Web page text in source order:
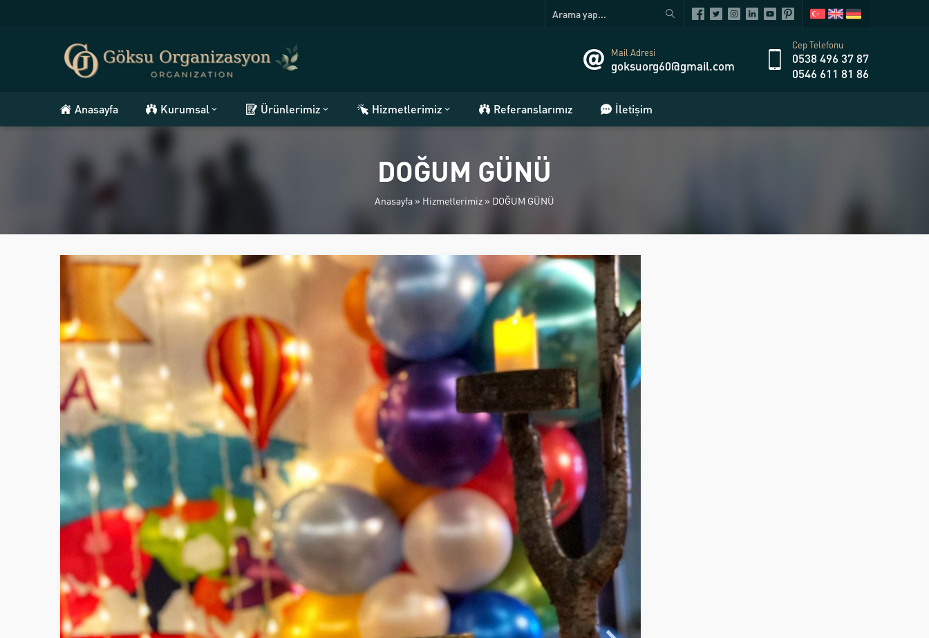
Mail Adresi
goksuorg60@gmail.com
Cep Telefonu
0538 496 37 87
0546 611 81 86
Anasayfa Kurumsal Ürünlerimiz Hizmetlerimiz Referanslarımız İletişim
DOĞUM GÜNÜ
Anasayfa » Hizmetlerimiz » DOĞUM GÜNÜ